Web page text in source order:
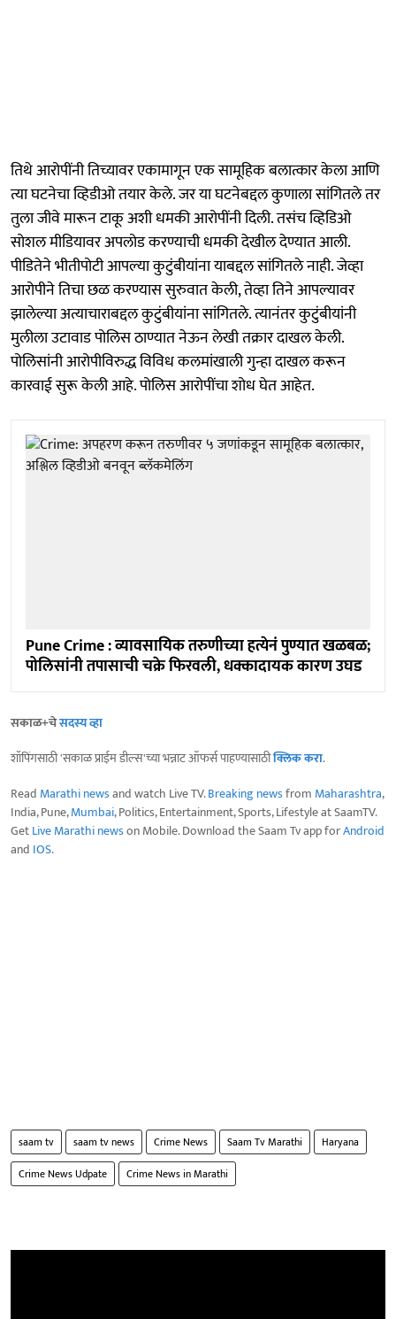
तिथे आरोपींनी तिच्यावर एकामागून एक सामूहिक बलात्कार केला आणि
त्या घटनेचा व्हिडीओ तयार केले. जर या घटनेबद्दल कुणाला सांगितले तर
तुला जीवे मारून टाकू अशी धमकी आरोपींनी दिली. तसंच व्हिडिओ
सोशल मीडियावर अपलोड करण्याची धमकी देखील देण्यात आली.
पीडितेने भीतीपोटी आपल्या कुटुंबीयांना याबद्दल सांगितले नाही. जेव्हा
आरोपीने तिचा छळ करण्यास सुरुवात केली, तेव्हा तिने आपल्यावर
झालेल्या अत्याचाराबद्दल कुटुंबीयांना सांगितले. त्यानंतर कुटुंबीयांनी
मुलीला उटावाड पोलिस ठाण्यात नेऊन लेखी तक्रार दाखल केली.
पोलिसांनी आरोपीविरुद्ध विविध कलमांखाली गुन्हा दाखल करून
कारवाई सुरू केली आहे. पोलिस आरोपींचा शोध घेत आहेत.
Pune Crime : व्यावसायिक तरुणीच्या हत्येनं पुण्यात खळबळ;
पोलिसांनी तपासाची चक्रे फिरवली, धक्कादायक कारण उघड
सकाळ+चेसदस्य व्हा
शॉपिंगसाठी 'सकाळ प्राईम डील्स'च्या भन्नाट ऑफर्स पाहण्यासाठीक्लिक करा.
Read Marathi newsand watch Live TV.Breaking newsfrom Maharashtra,
India, Pune,Mumbai, Politics, Entertainment, Sports, Lifestyle at SaamTV.
GetLive Marathi newson Mobile. Download the Saam Tv app forAndroid
and IOS.
saam tv saam tv news Crime News Saam Tv Marathi
Haryana
Crime News Udpate
Crime News in Marathi